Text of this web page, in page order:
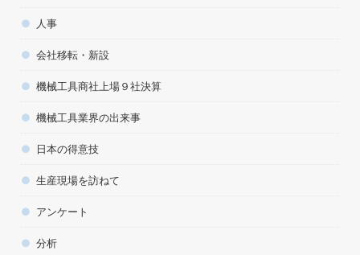
人事
会社移転・新設
機械工具商社上場９社決算
機械工具業界の出来事
日本の得意技
生産現場を訪ねて
アンケート
分析